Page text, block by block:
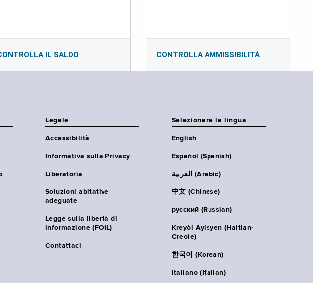
IL SALDO CONTROLLA AMMISSIBILITÀ
Legale
Accessibilità
Informativa sulla Privacy
Liberatoria
Soluzioni abitative
adeguate
Legge sulla libertà di
informazione (FOIL)
Contattaci
Selezionare la lingua
English
Español (Spanish)
العربية (Arabic)
中文 (Chinese)
русский (Russian)
Kreyòl Ayisyen (Haitian-
Creole)
한국어 (Korean)
Italiano (Italian)